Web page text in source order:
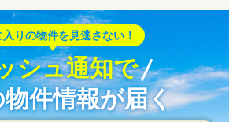
入りの物件を見逃さない！
シュ通知で
件情報が届く